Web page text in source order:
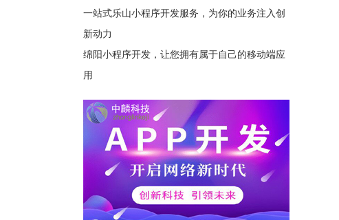
一站式乐山小程序开发服务，为你的业务注入创
新动力
绵阳小程序开发，让您拥有属于自己的移动端应
用